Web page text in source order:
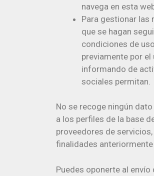
navega en esta
Para gestionar las
que se hagan
condiciones de
previamente por
informando de
sociales permitan.
No se recoge ningún
a los perfiles de la base
proveedores de
finalidades
Puedes oponerte al